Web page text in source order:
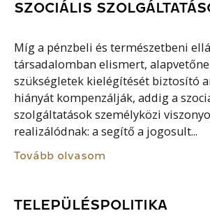
SZOCIÁLIS
Míg a pénzbeli és természetbeni
társadalomban elismert,
szükségletek kielégítését biztosító
hiányát kompenzálják, addig a
szolgáltatások személyközi
realizálódnak: a segítő a jogosult...
Tovább olvasom
TELEPÜLÉSPOLITIKA